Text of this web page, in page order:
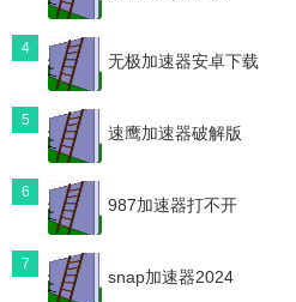
4
无极加速器安卓下载
5
速鹰加速器破解版
6
987加速器打不开
7
snap加速器2024